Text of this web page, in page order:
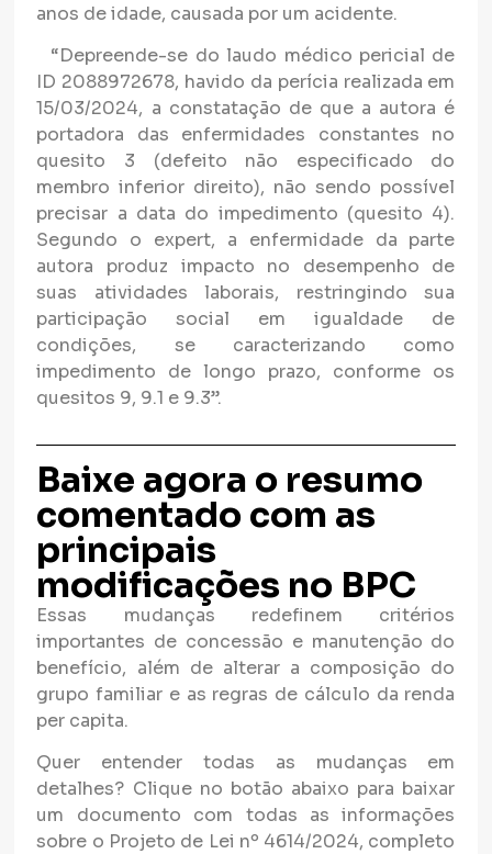
anos de idade, causada por um acidente.
“Depreende-se do laudo médico pericial de
ID 2088972678, havido da perícia realizada em
15/03/2024, a constatação de que a autora é
portadora das enfermidades constantes no
quesito 3 (defeito não especificado do
membro inferior direito), não sendo possível
precisar a data do impedimento (quesito 4).
Segundo o expert, a enfermidade da parte
autora produz impacto no desempenho de
suas atividades laborais, restringindo sua
participação social em igualdade de
condições, se caracterizando como
impedimento de longo prazo, conforme os
quesitos 9, 9.1 e 9.3”.
Baixe agora o resumo
comentado com as
principais
modificações no BPC
Essas mudanças redefinem critérios
importantes de concessão e manutenção do
benefício, além de alterar a composição do
grupo familiar e as regras de cálculo da renda
per capita.
Quer entender todas as mudanças em
detalhes? Clique no botão abaixo para baixar
um documento com todas as informações
sobre o Projeto de Lei nº 4614/2024, completo